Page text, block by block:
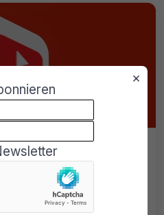
Content ID-
einem Jahr
2025 über 2,5 Mrd.
×